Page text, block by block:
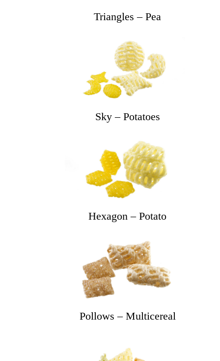
Triangles – Pea
Sky – Potatoes
Hexagon – Potato
Pollows – Multicereal